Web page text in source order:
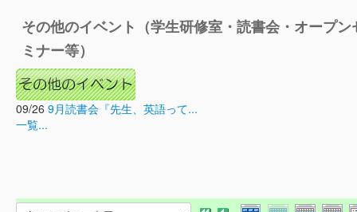
その他のイベント（学生研修室・読書会・オープン
ミナー等）
09/26 9月読書会『先生、英語って...
一覧...